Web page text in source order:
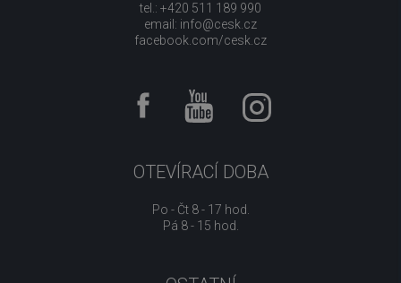
tel.: +420 511 189 990
email: info@cesk.cz
facebook.com/cesk.cz
OTEVÍRACÍ DOBA
Po - Čt 8 - 17 hod.
Pá 8 - 15 hod.